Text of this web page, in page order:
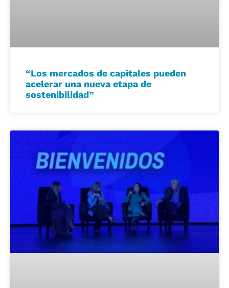
“Los mercados de capitales pueden
acelerar una nueva etapa de
sostenibilidad”